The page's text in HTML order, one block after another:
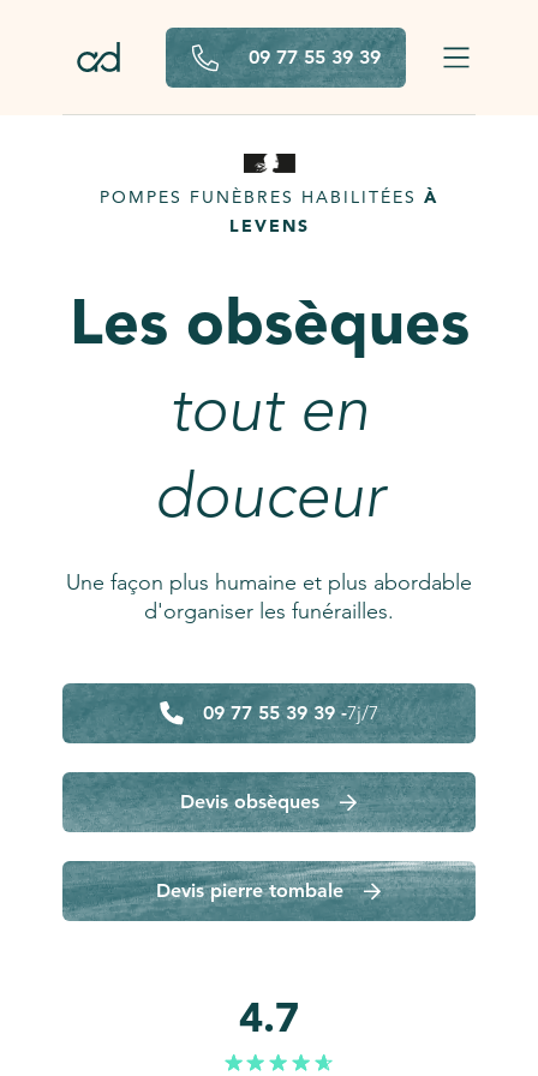
09 77 55 39 39
POMPES FUNÈBRES HABILITÉES À
LEVENS
Les obsèques
tout en
douceur
Une façon plus humaine et plus abordable
d'organiser les funérailles.
09 77 55 39 39 -7j/7
Devis obsèques
Devis pierre tombale
4.7